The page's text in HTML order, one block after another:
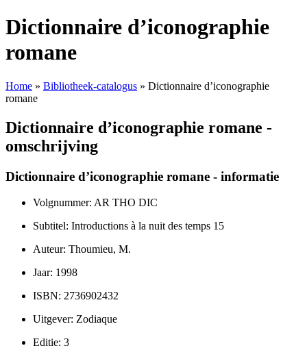
Dictionnaire d’iconographie
romane
Home » Bibliotheek-catalogus » Dictionnaire d’iconographie
romane
Dictionnaire d’iconographie romane -
omschrijving
Dictionnaire d’iconographie romane - informatie
Volgnummer: AR THO DIC
Subtitel: Introductions à la nuit des temps 15
Auteur: Thoumieu, M.
Jaar: 1998
ISBN: 2736902432
Uitgever: Zodiaque
Editie: 3